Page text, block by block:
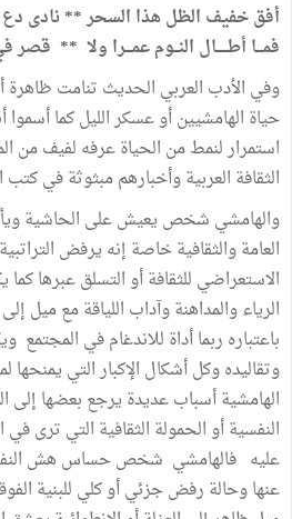
أفق خفيف الظل هذا السحر ** نادى دع
فمـــا أطـــــال النــوم عمـــرا ولا **
وفي الأدب العربي الحديث تنامت ظاهرة
حياة الهامشيين أو عسكر الليل كما
استمرار لنمط من الحياة عرفه لفيف من
الثقافة العربية وأخبارهم مبثوثة في كتب
والهامشي شخص يعيش على الحاشية
العامة والثقافية خاصة إنه يرفض
الاستعراضي للثقافة أو التسلق عبرها كما
الرياء والمداهنة وآداب اللياقة مع ميل
باعتباره ربما أداة للاندغام في المجتمع
وتقاليده وكل أشكال الإكبار التي
الهامشية أسباب عديدة يرجع بعضها إلى
النفسية أو الحمولة الثقافية التي ترى في
عليه فالهامشي شخص حساس هش
عنها وحالة رفض جزئي أو كلي للبنية